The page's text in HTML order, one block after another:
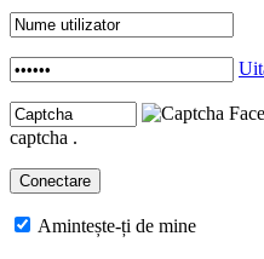
captcha .
Amintește-ți de mine